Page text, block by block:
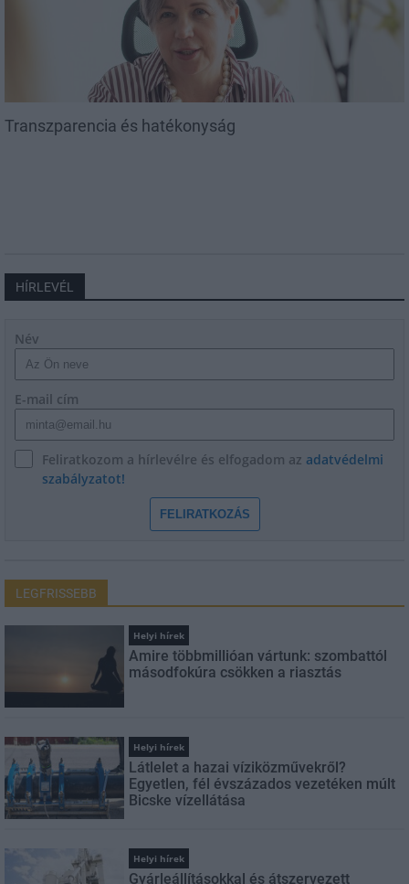
Transzparencia és hatékonyság
HÍRLEVÉL
Név
E-mail cím
Feliratkozom a hírlevélre és elfogadom az adatvédelmi
szabályzatot!
FELIRATKOZÁS
LEGFRISSEBB
Helyi hírek
Amire többmillióan vártunk: szombattól
másodfokúra csökken a riasztás
Helyi hírek
Látlelet a hazai víziközművekről?
Egyetlen, fél évszázados vezetéken múlt
Bicske vízellátása
Helyi hírek
Gyárleállításokkal és átszervezett